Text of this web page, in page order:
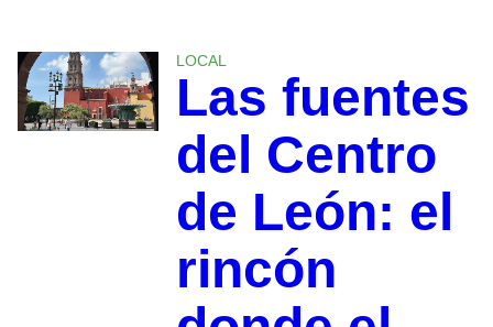
LOCAL
Las fuentes
del Centro
de León: el
rincón